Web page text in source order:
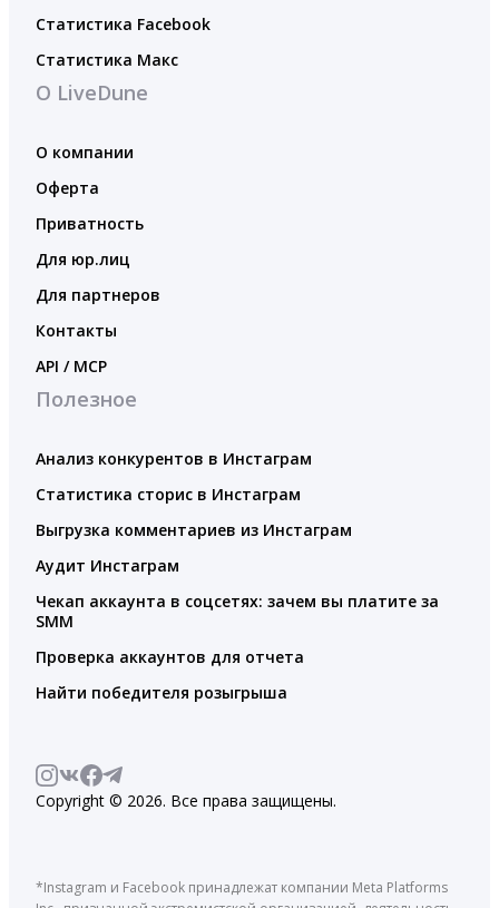
Статистика Facebook
Статистика Макс
О LiveDune
О компании
Оферта
Приватность
Для юр.лиц
Для партнеров
Контакты
API / MCP
Полезное
Анализ конкурентов в Инстаграм
Статистика сторис в Инстаграм
Выгрузка комментариев из Инстаграм
Аудит Инстаграм
Чекап аккаунта в соцсетях: зачем вы платите за
SMM
Проверка аккаунтов для отчета
Найти победителя розыгрыша
Copyright © 2026. Все права защищены.
*Instagram и Facebook принадлежат компании Meta Platforms